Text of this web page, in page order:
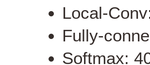
Local-
Fully-
Softmax: